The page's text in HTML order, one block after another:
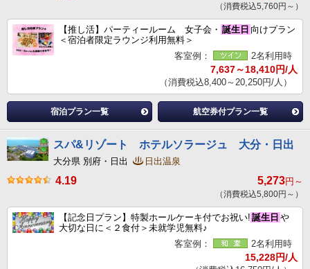
（消費税込5,760円～）
【推し活】パーティールーム 女子会・ 誕生日 向けプラン
＜宿泊者限定ラウンジ利用無料＞
客室例：
2名利用時
7,637～18,410円/人
（消費税込8,400～20,250円/人）
宿泊プラン一覧 航空券付プラン一覧
スパ&リゾート ホテルソラージュ 大分・日出
大分県 別府・日出 日出温泉
4.19 5,273円～
（消費税込5,800円～）
【記念日プラン】特製ホールケーキ付でお祝い! 誕生日 や
大切な日に＜２食付＞未就学児無料♪
客室例：
2名利用時
15,228円/人